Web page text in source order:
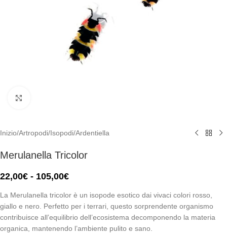
Inizio/Artropodi/Isopodi/Ardentiella
Merulanella Tricolor
22,00€ - 105,00€
La Merulanella tricolor è un isopode esotico dai vivaci colori rosso,
giallo e nero. Perfetto per i terrari, questo sorprendente organismo
contribuisce all’equilibrio dell’ecosistema decomponendo la materia
organica, mantenendo l’ambiente pulito e sano.